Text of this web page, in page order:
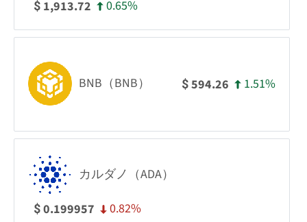
$ 1,913.72 0.65%
BNB（BNB） $594.26 1.51%
カルダノ（ADA）
$0.199957 0.82%